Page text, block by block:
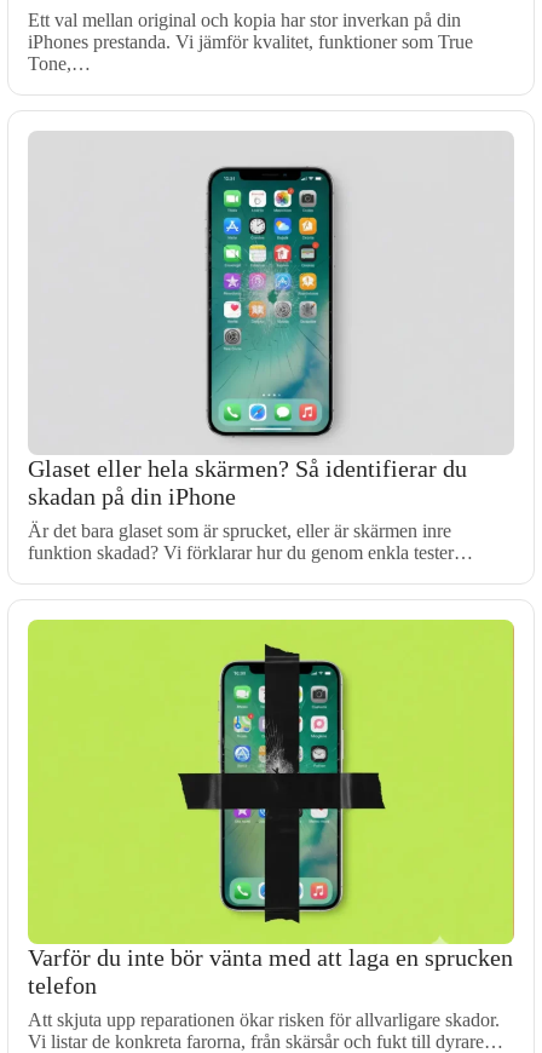
Ett val mellan original och kopia har stor inverkan på din
iPhones prestanda. Vi jämför kvalitet, funktioner som True
Tone,…
Glaset eller hela skärmen? Så identifierar du
skadan på din iPhone
Är det bara glaset som är sprucket, eller är skärmen inre
funktion skadad? Vi förklarar hur du genom enkla tester…
Varför du inte bör vänta med att laga en sprucken
telefon
Att skjuta upp reparationen ökar risken för allvarligare skador.
Vi listar de konkreta farorna, från skärsår och fukt till dyrare…